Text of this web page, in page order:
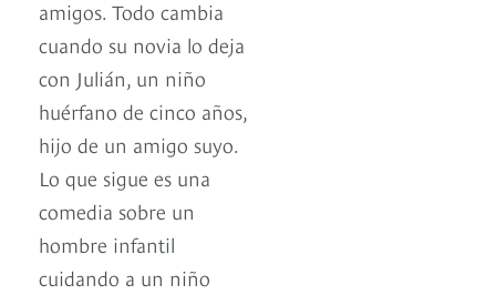
amigos. Todo cambia
cuando su novia lo deja
con Julián, un niño
huérfano de cinco años,
hijo de un amigo suyo.
Lo que sigue es una
comedia sobre un
hombre infantil
cuidando a un niño